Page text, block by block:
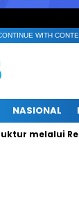
WITH
NASIONAL
melalui